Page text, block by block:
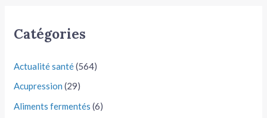
Catégories
Actualité santé(564)
Acupression (29)
Aliments fermentés (6)